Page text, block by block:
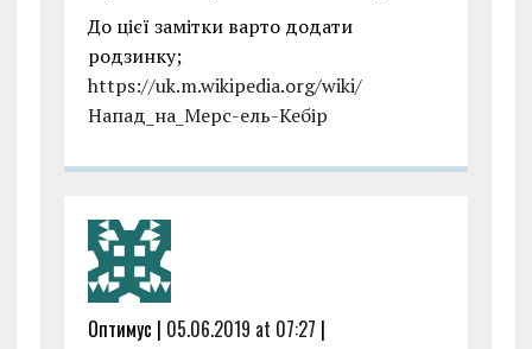
До цієї замітки варто додати
родзинку;
https://uk.m.wikipedia.org/wiki/
Напад_на_Мерс-ель-Кебір
Оптимус | 05.06.2019 at 07:27 |